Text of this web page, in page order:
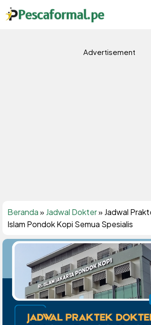
Langsung
ke
Advertisement
Beranda» Jadwal Dokter» Jadwal
Islam Pondok Kopi Semua Spesialis